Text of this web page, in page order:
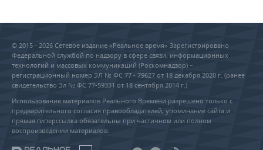
© 2015 - 2026 Сетевое издание «Реальное время» Зарегистрировано
Федеральной службой по надзору в сфере связи, информационных
технологий и массовых коммуникаций (Роскомнадзор) –
регистрационный номер ЭЛ № ФС 77 - 79627 от 18 декабря 2020 г. (ранее
свидетельство Эл № ФС 77-59331 от 18 сентября 2014 г.)
Использование материалов Реального Времени разрешено только с
предварительного согласия правообладателей, упоминание сайта и
прямая гиперссылка обязательны при частичном или полном
воспроизведении материалов.